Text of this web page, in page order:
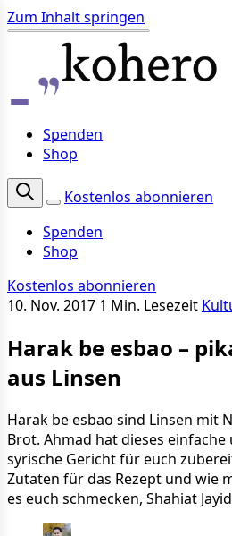
Zum Inhalt springen
Spenden
Shop
Kostenlos abonnieren
Spenden
Shop
Kostenlos abonnieren
10. Nov. 2017 1 Min. Lesezeit
Harak be esbao –
aus Linsen
Harak be esbao sind Linsen mit
Brot. Ahmad hat dieses
syrische Gericht für euch
Zutaten für das Rezept und wie
es euch schmecken, Shahiat